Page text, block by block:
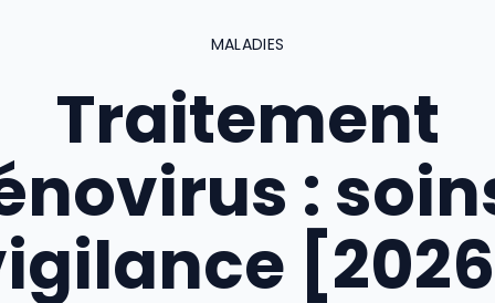
MALADIES
Traitement
: